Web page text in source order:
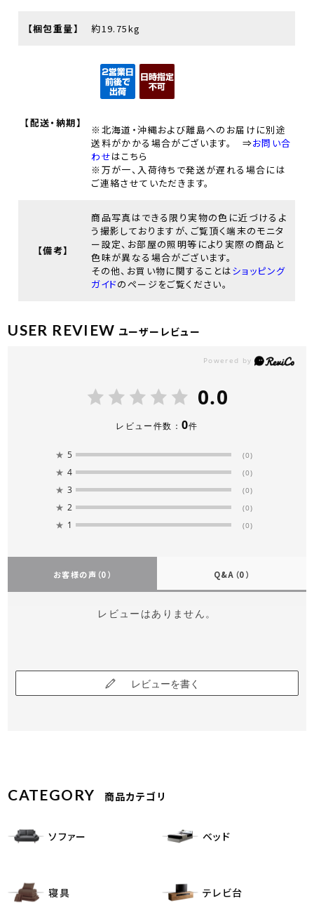
【梱包重量】 約19.75kg
【配送・納期】
※北海道・沖縄および離島へのお届けに別途
送料がかかる場合がございます。 ⇒お問い合
わせはこちら
※万が一、入荷待ちで発送が遅れる場合には
ご連絡させていただきます。
【備考】
商品写真はできる限り実物の色に近づけるよ
う撮影しておりますが、ご覧頂く端末のモニタ
ー設定、お部屋の照明等により実際の商品と
色味が異なる場合がございます。
その他、お買い物に関することはショッピング
ガイドのページをご覧ください。
USER REVIEW ユーザーレビュー
0.0
レビュー件数： 0件
★ 5 (0)
★ 4 (0)
★ 3 (0)
★ 2 (0)
★ 1 (0)
お客様の声 （0） Q&A （0）
レビューはありません。
レビューを書く
CATEGORY 商品カテゴリ
ソファー ベッド
寝具 テレビ台